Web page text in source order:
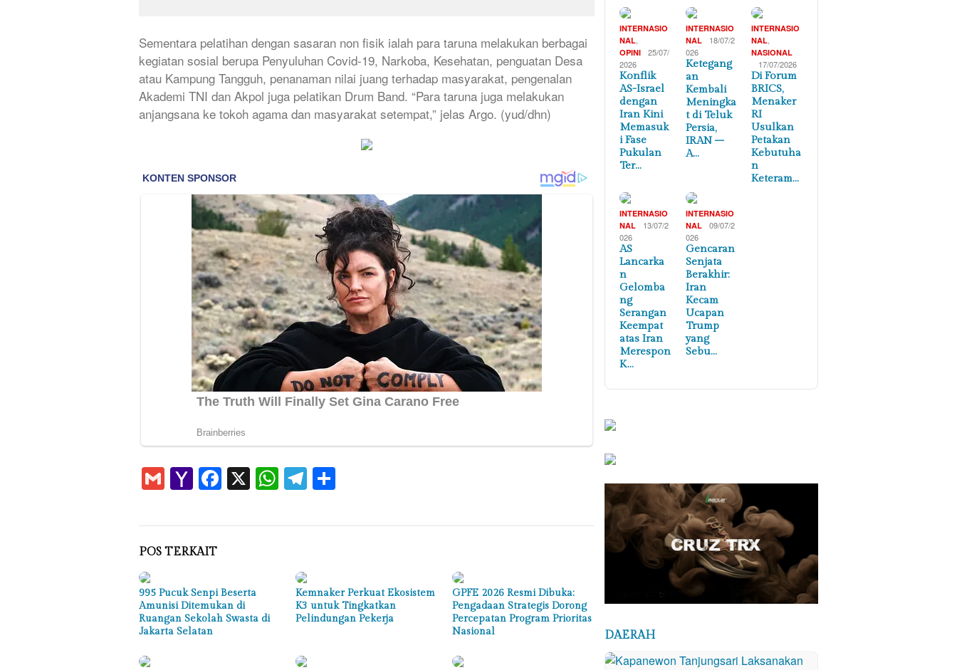
Sementara pelatihan dengan sasaran non fisik ialah para taruna melakukan berbagai
kegiatan sosial berupa Penyuluhan Covid-19, Narkoba, Kesehatan, penguatan Desa
atau Kampung Tangguh, penanaman nilai juang terhadap masyarakat, pengenalan
Akademi TNI dan Akpol juga pelatikan Drum Band. “Para taruna juga melakukan
anjangsana ke tokoh agama dan masyarakat setempat,” jelas Argo. (yud/dhn)
GmailYahoo
Mail
Facebook
X WhatsApp
Telegram
POS TERKAIT
995 Pucuk Senpi Beserta
Amunisi Ditemukan di
Ruangan Sekolah Swasta di
Jakarta Selatan
Kemnaker Perkuat Ekosistem
K3 untuk Tingkatkan
Pelindungan Pekerja
GPFE 2026 Resmi Dibuka:
Pengadaan Strategis Dorong
Percepatan Program Prioritas
Nasional
INTERNASIO
NAL
OPINI
25/07/
2026
Konflik
AS-Israel
dengan
Iran Kini
Memasuk
i Fase
Pukulan
Ter…
INTERNASIO
NAL
18/07/2
026
Ketegang
an
Kembali
Meningka
t di Teluk
Persia,
IRAN –
A…
INTERNASIO
NAL
NASIONAL
17/07/2026
Di Forum
BRICS,
Menaker
RI
Usulkan
Petakan
Kebutuha
n
Keteram…
INTERNASIO
NAL
13/07/2
026
AS
Lancarka
n
Gelomba
ng
Serangan
Keempat
atas Iran
Merespon
K…
INTERNASIO
NAL
09/07/2
026
Gencaran
Senjata
Berakhir:
Iran
Kecam
Ucapan
Trump
yang
Sebu…
DAERAH